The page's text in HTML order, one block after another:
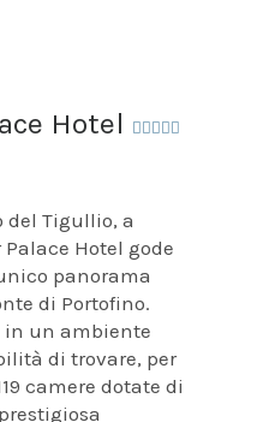
Hotel
del Tigullio, a
Palace Hotel gode
panorama
di Portofino.
in un ambiente
di trovare, per
camere dotate di